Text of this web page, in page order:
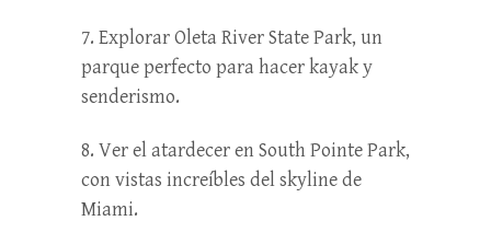
7. Explorar Oleta River State Park, un
parque perfecto para hacer kayak y
senderismo.
8. Ver el atardecer en South Pointe Park,
con vistas increíbles del skyline de
Miami.